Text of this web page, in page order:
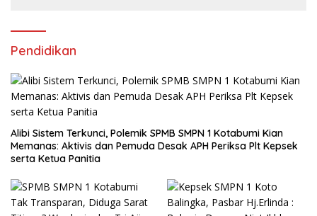
Pendidikan
Alibi Sistem Terkunci, Polemik SPMB SMPN 1 Kotabumi Kian
Memanas: Aktivis dan Pemuda Desak APH Periksa Plt Kepsek
serta Ketua Panitia